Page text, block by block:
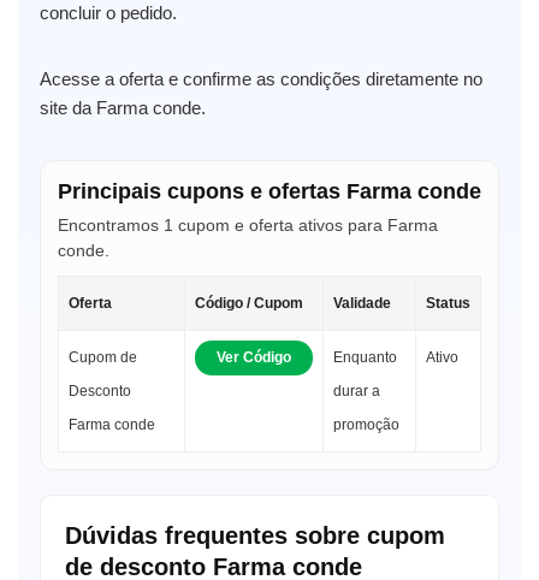
concluir o pedido.
Acesse a oferta e confirme as condições diretamente no
site da Farma conde.
Principais cupons e ofertas Farma conde
Encontramos 1 cupom e oferta ativos para Farma
conde.
Oferta Código / Cupom Validade Status
Cupom de
Desconto
Farma conde
Ver Código
Enquanto
durar a
promoção
Ativo
Dúvidas frequentes sobre cupom
de desconto Farma conde